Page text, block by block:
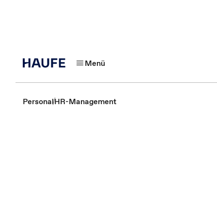
Menü
PersonalHR-Management